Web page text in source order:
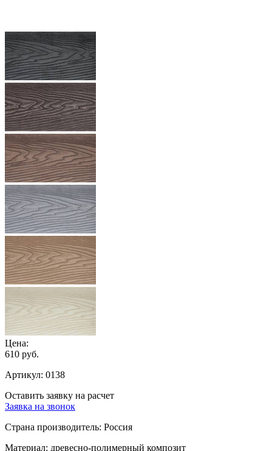
Цена:
610 руб.
Артикул: 0138
Оставить заявку на расчет
Заявка на звонок
Страна производитель: Россия
Материал: древесно-полимерный композит